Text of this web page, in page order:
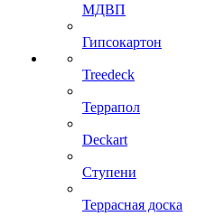
МДВП
Гипсокартон
Treedeck
Террапол
Deckart
Ступени
Террасная доска